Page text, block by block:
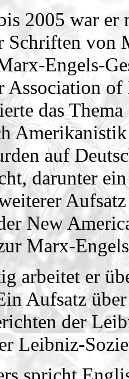
2005 war
Schriften von
Engels-
Association
das
auf
darunter
New
Marx-
arbeitet er
Aufsatz
der
Leibniz-
spricht